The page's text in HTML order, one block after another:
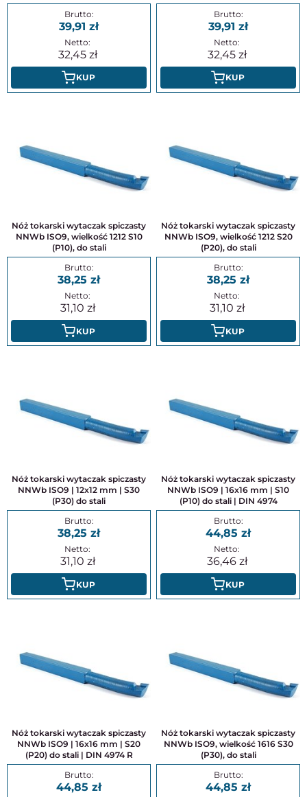
39,91
32,45
KUP
39,91
32,45
KUP
Nóż tokarski wytaczak spiczasty
NNWb ISO9, wielkość 1212 S10
(P10), do stali
38,25
31,10
KUP
Nóż tokarski wytaczak spiczasty
NNWb ISO9, wielkość 1212 S20
(P20), do stali
38,25
31,10
KUP
Nóż tokarski wytaczak spiczasty
NNWb ISO9 | 12x12 mm | S30
(P30) do stali
38,25
31,10
KUP
Nóż tokarski wytaczak spiczasty
NNWb ISO9 | 16x16 mm | S10
(P10) do stali | DIN 4974
44,85
36,46
KUP
Nóż tokarski wytaczak spiczasty
NNWb ISO9 | 16x16 mm | S20
(P20) do stali | DIN 4974 R
44,85
Nóż tokarski wytaczak spiczasty
NNWb ISO9, wielkość 1616 S30
(P30), do stali
44,85